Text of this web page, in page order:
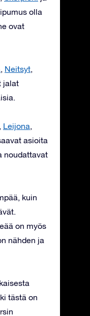
olla
ovat
, Neitsyt,
jalat
, Leijona,
asioita
noudattavat
kuin
on myös
nähden ja
tästä on